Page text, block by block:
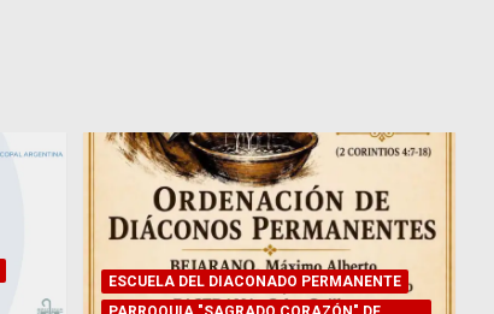
ESCUELA DEL DIACONADO PERMANENTE